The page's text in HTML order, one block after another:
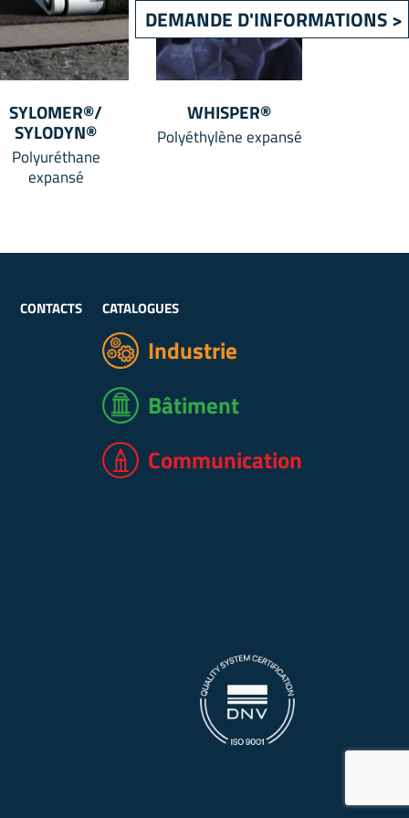
DEMANDE D'INFORMATIONS >
SYLOMER®/
SYLODYN®
Polyuréthane
expansé
WHISPER®
Polyéthylène expansé
CONTACTS CATALOGUES
Industrie
Bâtiment
Communication